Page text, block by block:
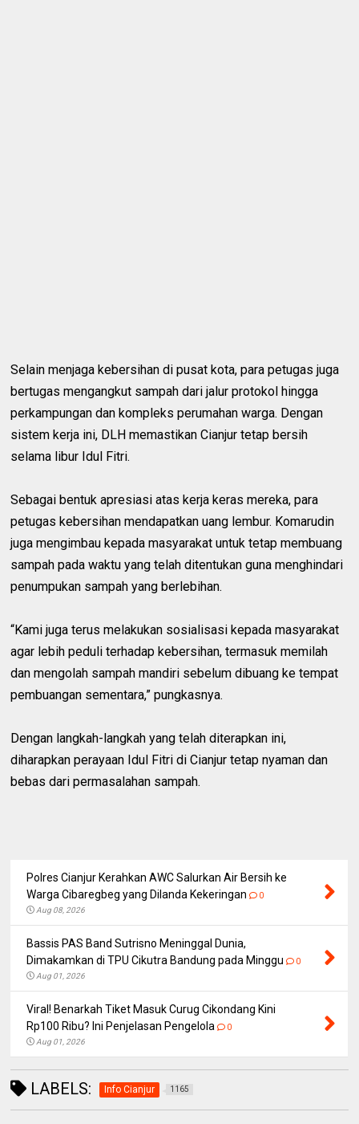
Selain menjaga kebersihan di pusat kota, para petugas juga
bertugas mengangkut sampah dari jalur protokol hingga
perkampungan dan kompleks perumahan warga. Dengan
sistem kerja ini, DLH memastikan Cianjur tetap bersih
selama libur Idul Fitri.
Sebagai bentuk apresiasi atas kerja keras mereka, para
petugas kebersihan mendapatkan uang lembur. Komarudin
juga mengimbau kepada masyarakat untuk tetap membuang
sampah pada waktu yang telah ditentukan guna menghindari
penumpukan sampah yang berlebihan.
“Kami juga terus melakukan sosialisasi kepada masyarakat
agar lebih peduli terhadap kebersihan, termasuk memilah
dan mengolah sampah mandiri sebelum dibuang ke tempat
pembuangan sementara,” pungkasnya.
Dengan langkah-langkah yang telah diterapkan ini,
diharapkan perayaan Idul Fitri di Cianjur tetap nyaman dan
bebas dari permasalahan sampah.
Polres Cianjur Kerahkan AWC Salurkan Air Bersih ke
Warga Cibaregbeg yang Dilanda Kekeringan
0
Aug 08, 2026
Bassis PAS Band Sutrisno Meninggal Dunia,
Dimakamkan di TPU Cikutra Bandung pada Minggu
0
Aug 01, 2026
Viral! Benarkah Tiket Masuk Curug Cikondang Kini
Rp100 Ribu? Ini Penjelasan Pengelola
0
Aug 01, 2026
LABELS: Info Cianjur 1165